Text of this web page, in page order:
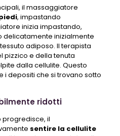
il massaggiatore
, impastando
inizia impastando,
delicatamente inizialmente
adiposo. Il terapista
pizzico e della tenuta
dalla cellulite. Questo
i depositi che si trovano sotto
ridotti
progredisce, il
sentire la cellulite